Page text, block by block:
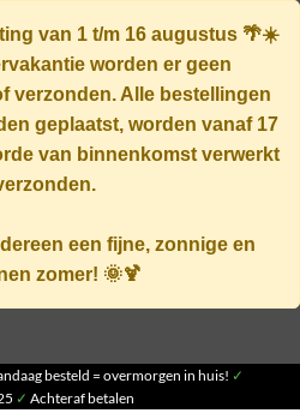
van 1 t/m 16 augustus 🌴☀️
worden er geen
verzonden. Alle bestellingen
geplaatst, worden vanaf 17
van binnenkomst verwerkt
een fijne, zonnige en
zomer! 🌞🍹
besteld = overmorgen in huis! ✓
✓ Achteraf betalen